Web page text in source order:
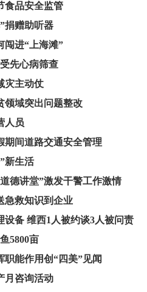
食品安全监管
捐赠助听器
闯进“上海滩”
先心病筛查
灾主动仗
领域突出问题整改
人员
期间道路交通安全管理
新生活
德讲堂”激发干警工作激情
急救知识到企业
设备 维西1人被约谈3人被问责
5800亩
职能作用创“四美”见闻
月咨询活动